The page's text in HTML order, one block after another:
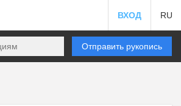
ВХОД RU
Отправить рукопись